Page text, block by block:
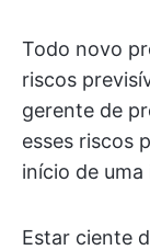
Todo novo
riscos
gerente de
esses riscos
início de
Estar ciente